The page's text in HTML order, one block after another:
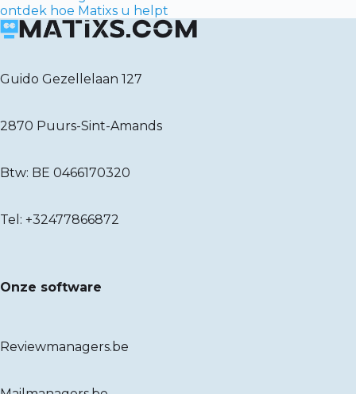
ontdek hoe Matixs u helpt
Guido Gezellelaan 127
2870 Puurs-Sint-Amands
Btw: BE 0466170320
Tel: +32477866872
Onze software
Reviewmanagers.be